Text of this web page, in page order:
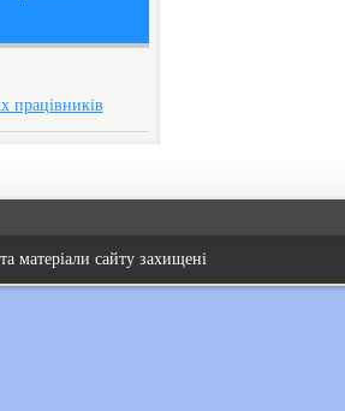
працівників
матеріали сайту захищені